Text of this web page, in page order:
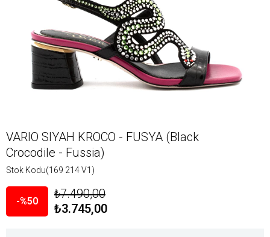
VARIO SIYAH KROCO - FUSYA (Black
Crocodile - Fussia)
Stok Kodu(169 214 V1)
50
₺7.490,00
₺3.745,00